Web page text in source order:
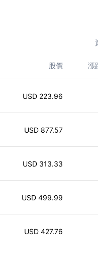
股價 漲
223.96
877.57
313.33
499.99
427.76